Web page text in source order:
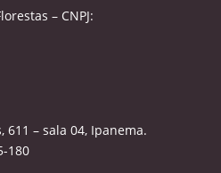
– CNPJ:
611 – sala 04, Ipanema.
180